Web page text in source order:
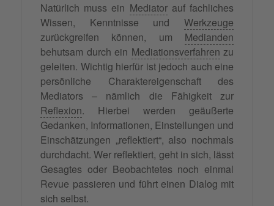
Natürlich muss ein Mediatorauf fachliches
Wissen, Kenntnisse und Werkzeuge
zurückgreifen können, um Medianden
behutsam durch ein Mediationsverfahren zu
geleiten. Wichtig hierfür ist jedoch auch eine
persönliche Charaktereigenschaft des
Mediators – nämlich die Fähigkeit zur
Reflexion. Hierbei werden geäußerte
Gedanken, Informationen, Einstellungen und
Einschätzungen „reflektiert“, also nochmals
durchdacht. Wer reflektiert, geht in sich, lässt
Gesagtes oder Beobachtetes noch einmal
Revue passieren und führt einen Dialog mit
sich selbst.